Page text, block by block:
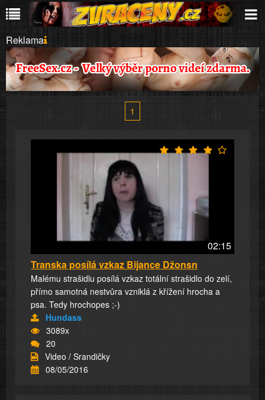
Reklama
1
02:15
Transka posílá vzkaz Bijance Džonsn
Malému strašidlu posílá vzkaz totální strašidlo do zelí,
přímo samotná nestvůra vzniklá z křížení hrocha a
psa. Tedy hrochopes ;-)
Hundass
3089x
20
Video / Srandičky
08/05/2016